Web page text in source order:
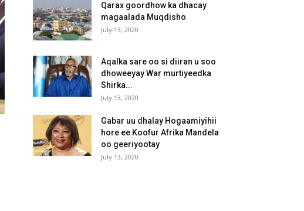
Qarax goordhow ka dhacay
magaalada Muqdisho
July 13, 2020
Aqalka sare oo si diiran u soo
dhoweeyay War murtiyeedka
Shirka...
July 13, 2020
Gabar uu dhalay Hogaamiyihii
hore ee Koofur Afrika Mandela
oo geeriyootay
July 13, 2020